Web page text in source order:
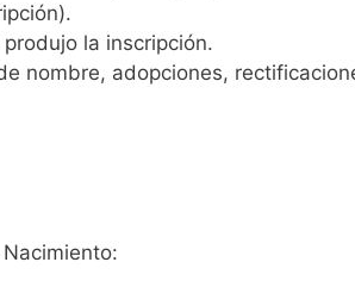
la inscripción.
nombre, adopciones,